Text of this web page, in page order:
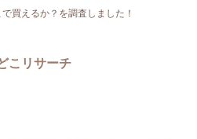
買えるか？を調査しました！
こリサーチ